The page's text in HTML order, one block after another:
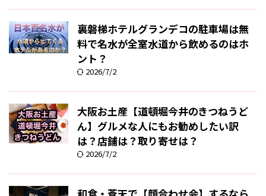
裏磐梯ホテルグランデコの駐車場は無
料で名水が全室水道から飲めるのはホ
ント？
2026/7/2
大阪お土産【道頓堀今井のきつねうど
ん】グルメな人にもお勧めしたい訳
は？店舗は？取り寄せは？
2026/7/2